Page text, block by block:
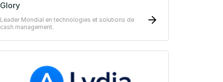
Glory
Leader Mondial en technologies et solutions de
cash management.